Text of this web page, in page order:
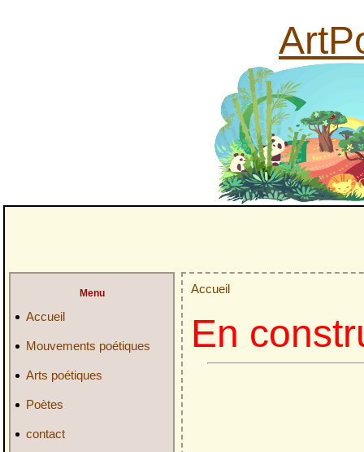
Menu
Accueil
Mouvements poétiques
Arts poétiques
Poètes
contact
Accueil
En